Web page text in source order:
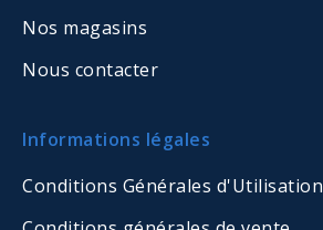
Nos magasins
Nous contacter
Informations légales
Conditions Générales d'Utilisation